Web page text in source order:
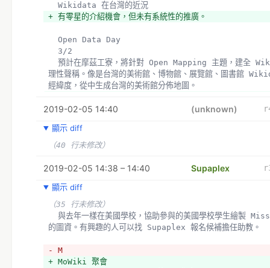
  Wikidata 在台灣的近況
+ 有零星的介紹機會，但未有系統性的推廣。
  Open Data Day
  3/2
理性聲稱。像是台灣的美術館、博物館、展覽館、圖書館
經緯度，從中生成台灣的美術館分佈地圖。
（2 行未修改）
- 3/23，在台中Monospace 共同工作空間 ()
+ 3/23，在台中Monospace 共同工作空間 (403 台中市西
16樓之2)，@Supaplex  介紹 OpenStreetMap 計畫，以及
Wikidata 關係。
+
+ 加了
2019-02-05 14:40 (unknown)
顯示 diff
（40 行未修改）
2019-02-05 14:38 – 14:40 Supaplex
顯示 diff
（35 行未修改）
的圖資。有興趣的人可以找 Supaplex 報名候補擔任助教。
- M
+ MoWiki 聚會